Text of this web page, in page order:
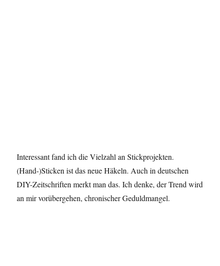
Interessant fand ich die Vielzahl an Stickprojekten.
(Hand-)Sticken ist das neue Häkeln. Auch in deutschen
DIY-Zeitschriften merkt man das. Ich denke, der Trend wird
an mir vorübergehen, chronischer Geduldmangel.